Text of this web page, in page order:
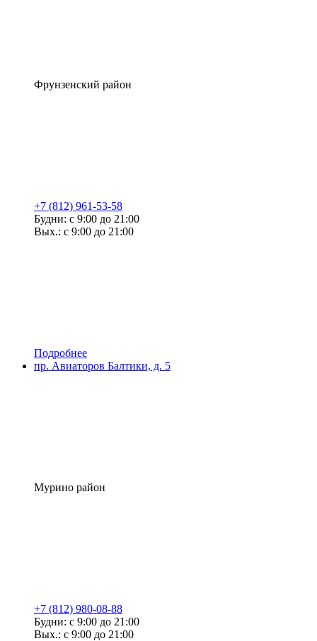
Фрунзенский район
+7 (812) 961-53-58
Будни: с 9:00 до 21:00
Вых.: с 9:00 до 21:00
Подробнее
пр. Авиаторов Балтики, д. 5
Мурино район
+7 (812) 980-08-88
Будни: с 9:00 до 21:00
Вых.: с 9:00 до 21:00